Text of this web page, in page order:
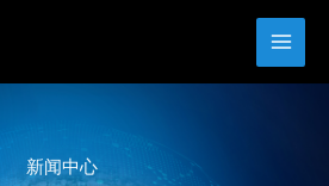
新闻中心